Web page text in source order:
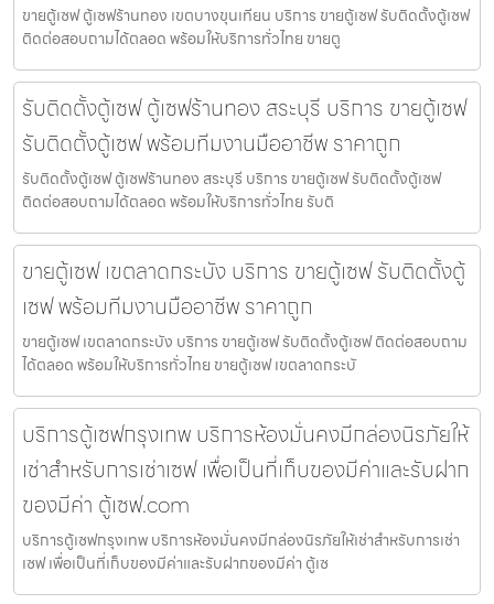
ขายตู้เซฟ ตู้เซฟร้านทอง เขตบางขุนเทียน บริการ ขายตู้เซฟ รับติดตั้งตู้เซฟ
ติดต่อสอบถามได้ตลอด พร้อมให้บริการทั่วไทย ขายตู
รับติดตั้งตู้เซฟ ตู้เซฟร้านทอง สระบุรี บริการ ขายตู้เซฟ
รับติดตั้งตู้เซฟ พร้อมทีมงานมืออาชีพ ราคาถูก
รับติดตั้งตู้เซฟ ตู้เซฟร้านทอง สระบุรี บริการ ขายตู้เซฟ รับติดตั้งตู้เซฟ
ติดต่อสอบถามได้ตลอด พร้อมให้บริการทั่วไทย รับติ
ขายตู้เซฟ เขตลาดกระบัง บริการ ขายตู้เซฟ รับติดตั้งตู้
เซฟ พร้อมทีมงานมืออาชีพ ราคาถูก
ขายตู้เซฟ เขตลาดกระบัง บริการ ขายตู้เซฟ รับติดตั้งตู้เซฟ ติดต่อสอบถาม
ได้ตลอด พร้อมให้บริการทั่วไทย ขายตู้เซฟ เขตลาดกระบั
บริการตู้เซฟกรุงเทพ บริการห้องมั่นคงมีกล่องนิรภัยให้
เช่าสำหรับการเช่าเซฟ เพื่อเป็นที่เก็บของมีค่าและรับฝาก
ของมีค่า ตู้เซฟ.com
บริการตู้เซฟกรุงเทพ บริการห้องมั่นคงมีกล่องนิรภัยให้เช่าสำหรับการเช่า
เซฟ เพื่อเป็นที่เก็บของมีค่าและรับฝากของมีค่า ตู้เซ